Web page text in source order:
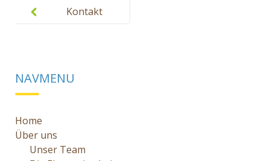
navigation Kontakt
NAVMENU
Home
Über uns
Unser Team